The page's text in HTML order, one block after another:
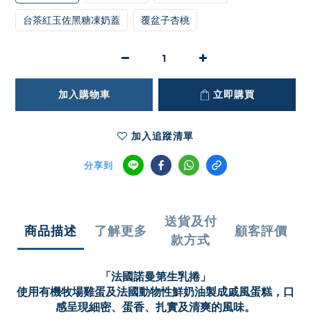
台茶紅玉佐黑糖凍奶蓋 覆盆子杏桃
加入購物車 立即購買
加入追蹤清單
分享到
商品描述 了解更多
送貨及付
款方式
顧客評價
「法國諾曼第生乳捲 」
使用有機牧場雞蛋及法國動物性鮮奶油製成戚風蛋糕，口
感呈現細密、蛋香、扎實及清爽的風味。